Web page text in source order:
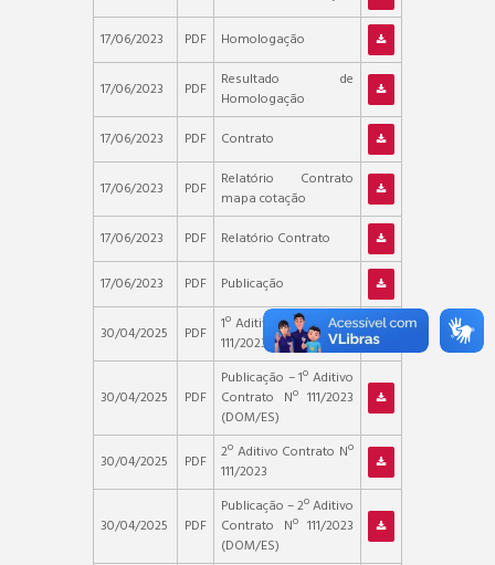
17/06/2023 PDF Homologação
17/06/2023 PDF
Resultado de
Homologação
17/06/2023
PDF Contrato
17/06/2023 PDF
Relatório Contrato
mapa cotação
17/06/2023
PDF Relatório Contrato
17/06/2023 PDF Publicação
30/04/2025 PDF
1º Aditivo Contrato Nº
111/2023
30/04/2025 PDF
Publicação – 1º Aditivo
Contrato Nº 111/2023
(DOM/ES)
30/04/2025
PDF
2º Aditivo Contrato Nº
111/2023
30/04/2025 PDF
Publicação – 2º Aditivo
Contrato Nº 111/2023
(DOM/ES)